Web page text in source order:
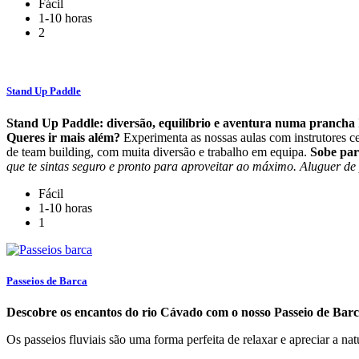
Fácil
1-10 horas
2
Stand Up Paddle
Stand Up Paddle: diversão, equilíbrio e aventura numa prancha
Queres ir mais além? Experimenta as nossas aulas com instrutores
de team building, com muita diversão e trabalho em equipa. Sobe
que te sintas seguro e pronto para aproveitar ao máximo. Aluguer
Fácil
1-10 horas
1
Passeios de Barca
Descobre os encantos do rio Cávado com o nosso Passeio de
Os passeios fluviais são uma forma perfeita de relaxar e apreciar a